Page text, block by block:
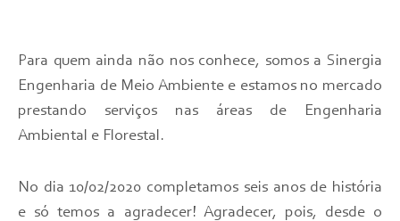
Para quem ainda não nos conhece, somos a Sinergia
Engenharia de Meio Ambiente e estamos no mercado
prestando serviços nas áreas de Engenharia
Ambiental e Florestal.
No dia 10/02/2020 completamos seis anos de história
e só temos a agradecer! Agradecer, pois, desde o